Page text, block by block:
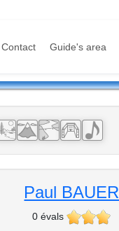
Contact Guide's area
Paul BAUER
0 évals